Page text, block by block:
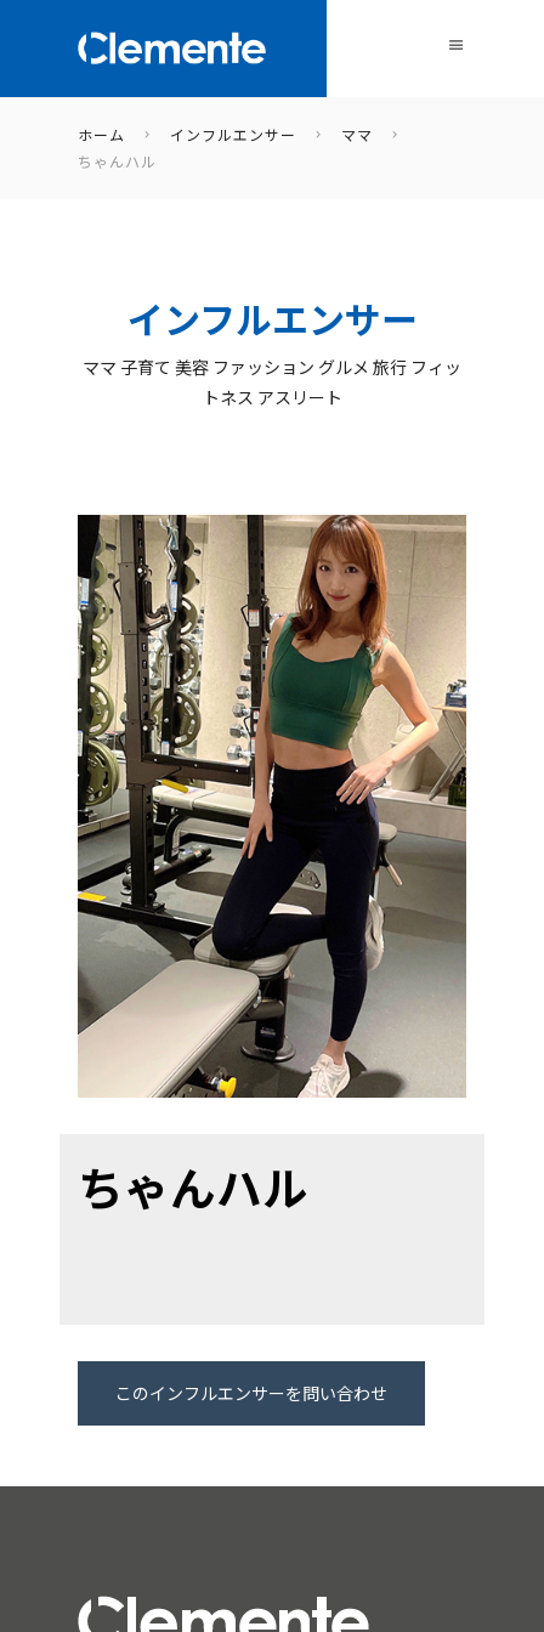
ホーム インフルエンサー
ママ
ちゃんハル
インフルエンサー
ママ 子育て 美容 ファッション グルメ 旅行 フィッ
トネス アスリート
ちゃんハル
このインフルエンサーを問い合わせ